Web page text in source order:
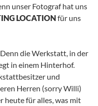
unser Fotograf hat uns
LOCATIONfür uns
die Werkstatt, in der
in einem Hinterhof.
und
Herren (sorry Willi)
heute für alles, was mit